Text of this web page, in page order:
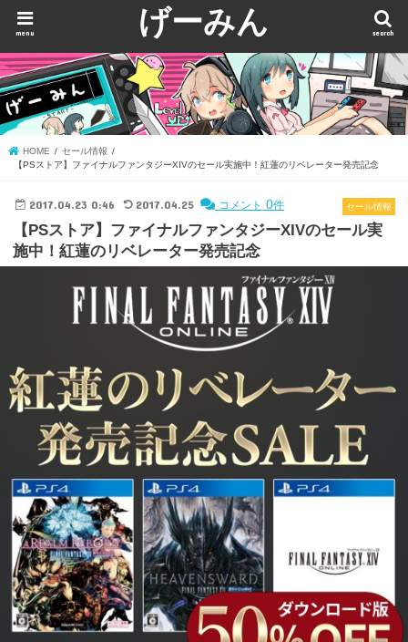
げーみん search
menu
HOME
セール情報
【PSストア】ファイナルファンタジーXIVのセール実施中！紅蓮のリベレーター発売記念
セール情報
2017.04.23 0:46 2017.04.25 コメント 0件
【PSストア】ファイナルファンタジーXIVのセール実
施中！紅蓮のリベレーター発売記念